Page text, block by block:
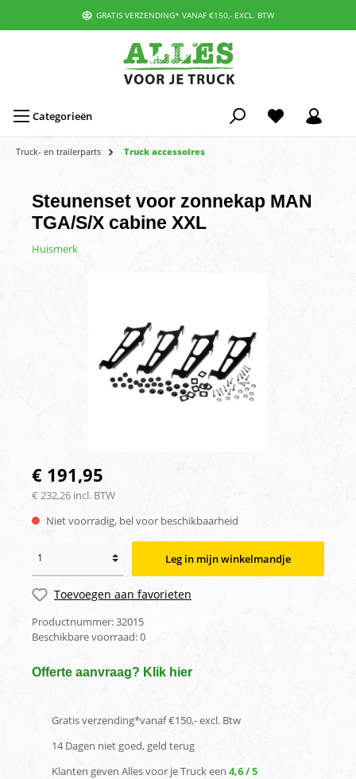
GRATIS VERZENDING* VANAF €150,- EXCL. BTW
Categorieën
Truck- en trailerparts Truck accessoires
Steunenset voor zonnekap MAN
TGA/S/X cabine XXL
Huismerk
€ 191,95
€ 232,26 incl. BTW
Niet voorradig, bel voor beschikbaarheid
Leg in mijn winkelmandje
Toevoegen aan favorieten
Productnummer:32015
Beschikbare voorraad:0
Offerte aanvraag? Klik hier
Gratis verzending*vanaf €150,- excl. Btw
14 Dagen niet goed, geld terug
Klanten geven Alles voor je Truck een 4,6 / 5